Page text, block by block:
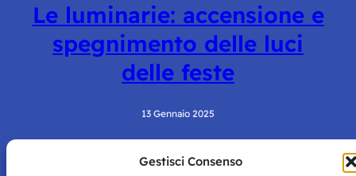
Gestisci Consenso
Le luminarie: accensione e
spegnimento delle luci
delle feste
13 Gennaio 2025